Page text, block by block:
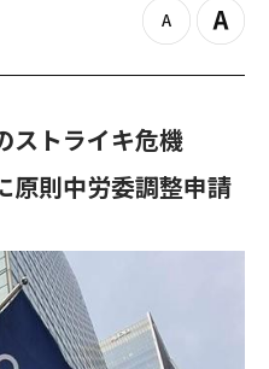
z
o
o
u
Z
o
ストライキ危機
原則中労委調整申請